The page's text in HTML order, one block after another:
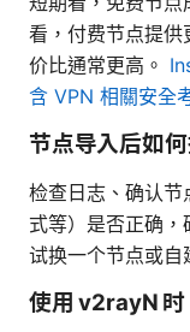
看，付费节点提供
价比通常更高。
含 VPN 相關安全
节点导入后如何
检查日志、确认节
式等）是否正确，
试换一个节点或自
使用 v2rayN 时